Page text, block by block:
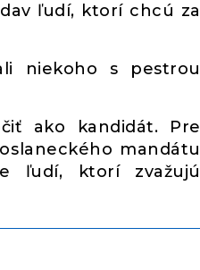
ľudí, ktorí chcú za
niekoho s pestrou
ako kandidát. Pre
mandátu
ľudí, ktorí zvažujú